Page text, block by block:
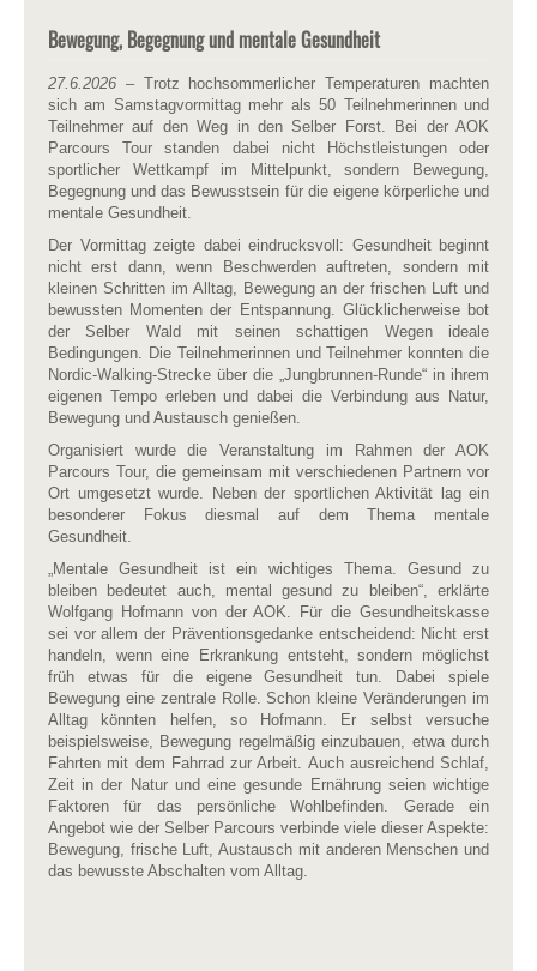
Bewegung, Begegnung und mentale Gesundheit
27.6.2026 – Trotz hochsommerlicher Temperaturen machten
sich am Samstagvormittag mehr als 50 Teilnehmerinnen und
Teilnehmer auf den Weg in den Selber Forst. Bei der AOK
Parcours Tour standen dabei nicht Höchstleistungen oder
sportlicher Wettkampf im Mittelpunkt, sondern Bewegung,
Begegnung und das Bewusstsein für die eigene körperliche und
mentale Gesundheit.
Der Vormittag zeigte dabei eindrucksvoll: Gesundheit beginnt
nicht erst dann, wenn Beschwerden auftreten, sondern mit
kleinen Schritten im Alltag, Bewegung an der frischen Luft und
bewussten Momenten der Entspannung. Glücklicherweise bot
der Selber Wald mit seinen schattigen Wegen ideale
Bedingungen. Die Teilnehmerinnen und Teilnehmer konnten die
Nordic-Walking-Strecke über die „Jungbrunnen-Runde“ in ihrem
eigenen Tempo erleben und dabei die Verbindung aus Natur,
Bewegung und Austausch genießen.
Organisiert wurde die Veranstaltung im Rahmen der AOK
Parcours Tour, die gemeinsam mit verschiedenen Partnern vor
Ort umgesetzt wurde. Neben der sportlichen Aktivität lag ein
besonderer Fokus diesmal auf dem Thema mentale
Gesundheit.
„Mentale Gesundheit ist ein wichtiges Thema. Gesund zu
bleiben bedeutet auch, mental gesund zu bleiben“, erklärte
Wolfgang Hofmann von der AOK. Für die Gesundheitskasse
sei vor allem der Präventionsgedanke entscheidend: Nicht erst
handeln, wenn eine Erkrankung entsteht, sondern möglichst
früh etwas für die eigene Gesundheit tun. Dabei spiele
Bewegung eine zentrale Rolle. Schon kleine Veränderungen im
Alltag könnten helfen, so Hofmann. Er selbst versuche
beispielsweise, Bewegung regelmäßig einzubauen, etwa durch
Fahrten mit dem Fahrrad zur Arbeit. Auch ausreichend Schlaf,
Zeit in der Natur und eine gesunde Ernährung seien wichtige
Faktoren für das persönliche Wohlbefinden. Gerade ein
Angebot wie der Selber Parcours verbinde viele dieser Aspekte:
Bewegung, frische Luft, Austausch mit anderen Menschen und
das bewusste Abschalten vom Alltag.